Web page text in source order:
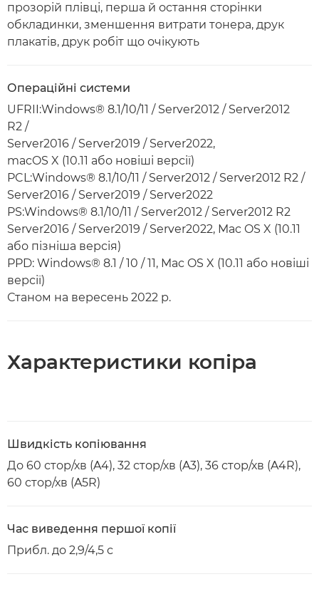
прозорій плівці, перша й остання сторінки
обкладинки, зменшення витрати тонера, друк
плакатів, друк робіт що очікують
Операційні системи
UFRII:Windows® 8.1/10/11 / Server2012 / Server2012
R2 /
Server2016 / Server2019 / Server2022,
macOS X (10.11 або новіші версії)
PCL:Windows® 8.1/10/11 / Server2012 / Server2012 R2 /
Server2016 / Server2019 / Server2022
PS:Windows® 8.1/10/11 / Server2012 / Server2012 R2
Server2016 / Server2019 / Server2022, Mac OS X (10.11
або пізніша версія)
PPD: Windows® 8.1 / 10 / 11, Mac OS X (10.11 або новіші
версії)
Станом на вересень 2022 р.
Характеристики копіра
Швидкість копіювання
До 60 стор/хв (A4), 32 стор/хв (A3), 36 стор/хв (A4R),
60 стор/хв (A5R)
Час виведення першої копії
Прибл. до 2,9/4,5 с